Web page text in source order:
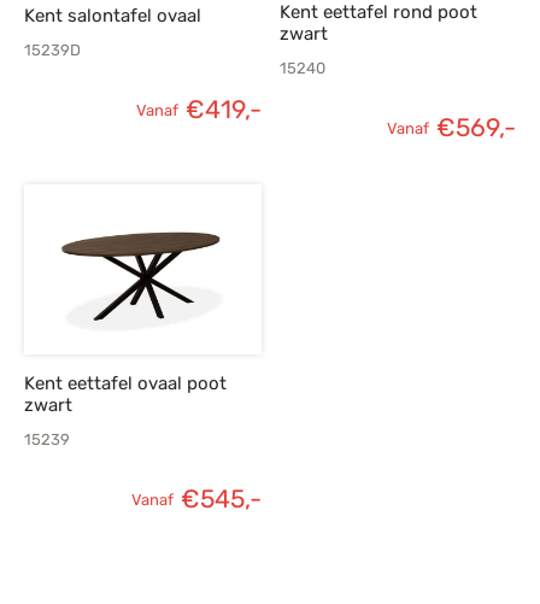
Kent salontafel ovaal
15239D
Vanaf €419,-
Kent eettafel rond poot
zwart
15240
Vanaf €569,-
Kent eettafel ovaal poot
zwart
15239
Vanaf €545,-